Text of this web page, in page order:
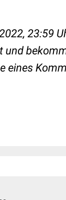
23:59
und
eines